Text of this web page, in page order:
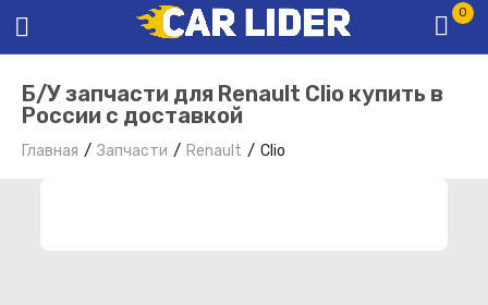
0
Б/У запчасти для Renault Clio купить в
России с доставкой
Главная Запчасти Renault Clio